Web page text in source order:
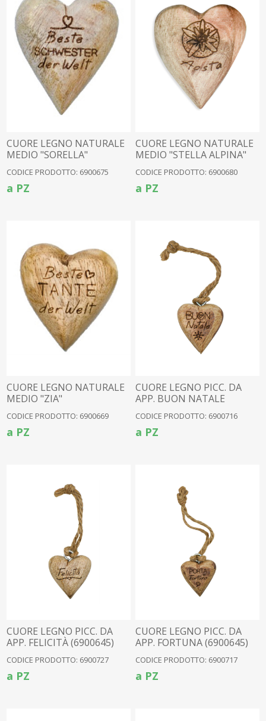
CUORE LEGNO NATURALE
MEDIO "SORELLA"
CODICE PRODOTTO: 6900675
a PZ
CUORE LEGNO NATURALE
MEDIO "STELLA ALPINA"
CODICE PRODOTTO: 6900680
a PZ
CUORE LEGNO NATURALE
MEDIO "ZIA"
CODICE PRODOTTO: 6900669
a PZ
CUORE LEGNO PICC. DA
APP. BUON NATALE
CODICE PRODOTTO: 6900716
a PZ
CUORE LEGNO PICC. DA
APP. FELICITÀ (6900645)
CODICE PRODOTTO: 6900727
a PZ
CUORE LEGNO PICC. DA
APP. FORTUNA (6900645)
CODICE PRODOTTO: 6900717
a PZ